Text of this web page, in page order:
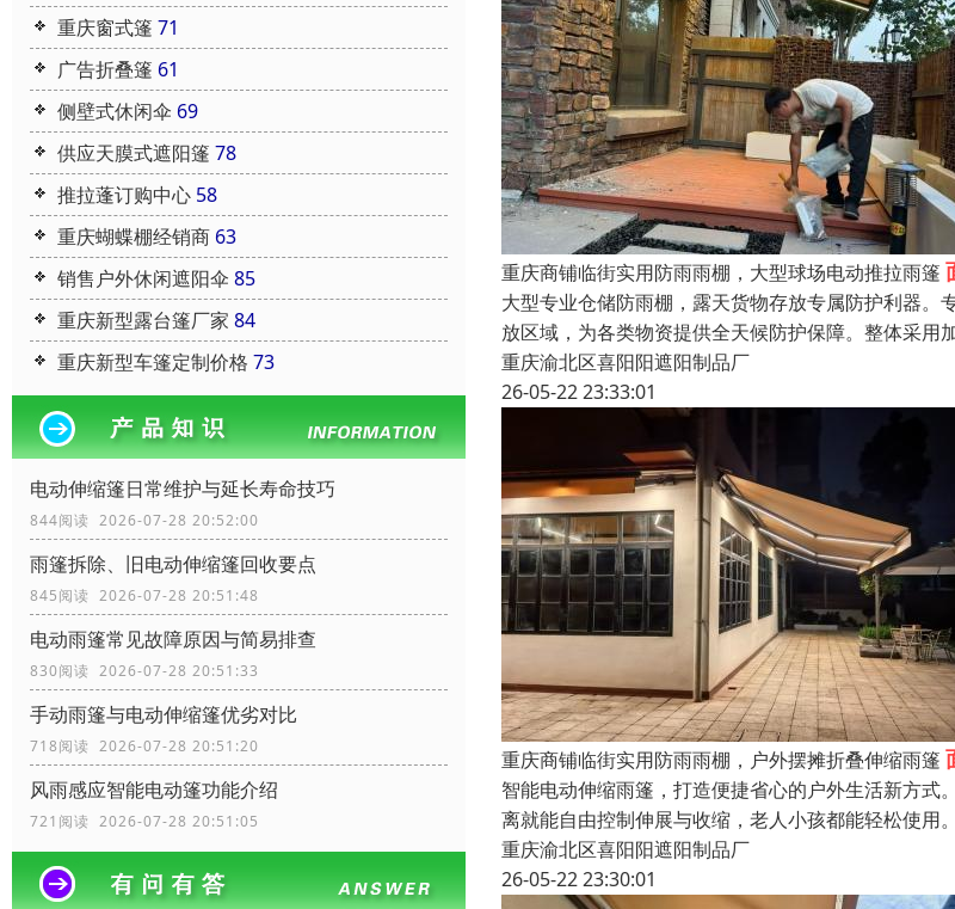
重庆窗式篷 71
广告折叠篷 61
侧壁式休闲伞 69
供应天膜式遮阳篷 78
推拉蓬订购中心 58
重庆蝴蝶棚经销商 63
销售户外休闲遮阳伞 85
重庆新型露台篷厂家 84
重庆新型车篷定制价格 73
电动伸缩篷日常维护与延长寿命技巧
844阅读 2026-07-28 20:52:00
雨篷拆除、旧电动伸缩篷回收要点
845阅读 2026-07-28 20:51:48
电动雨篷常见故障原因与简易排查
830阅读 2026-07-28 20:51:33
手动雨篷与电动伸缩篷优劣对比
718阅读 2026-07-28 20:51:20
风雨感应智能电动篷功能介绍
721阅读 2026-07-28 20:51:05
重庆商铺临街实用防雨雨棚，大型球场电动推拉雨篷
大型专业仓储防雨棚，露天货物存放专属防护利器
放区域，为各类物资提供全天候防护保障。整体采
重庆渝北区喜阳阳遮阳制品厂
26-05-22 23:33:01
重庆商铺临街实用防雨雨棚，户外摆摊折叠伸缩雨篷
智能电动伸缩雨篷，打造便捷省心的户外生活新方
离就能自由控制伸展与收缩，老人小孩都能轻松使
重庆渝北区喜阳阳遮阳制品厂
26-05-22 23:30:01